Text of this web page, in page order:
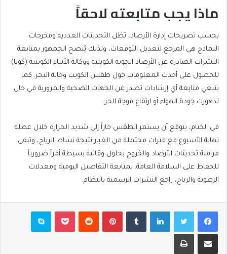
ماذا يجب متابعته لاحقاً
بحسب تصريحات إدارة الأرصاد، تظل التحديثات العددية ومخرجات
النماذج هي المرجع لتعديل التوقعات، ولذلك يُنصح الجمهور بمتابعة
النشرات الصادرة عن الأرصاد الجوية الكويتية ووكالة الأنباء الكويتية (كونا)
للحصول على أحدث المعلومات حول طقس الكويت وحالة البحر. كما
ينبغي متابعة أي إرشادات تصدر عن الجهات الصحية والمرورية في حال
تدهورت جودة الهواء أو ارتفاع موجة الحر.
في الختام، يتوقع أن يستمر الطقس حاراً إلى شديد الحرارة خلال عطلة
نهاية الأسبوع مع فترات محتملة من الغبار نتيجة نشاط الرياح، وتبقى
مراقبة تحديثات الأرصاد والخروج بحلول وقائية بسيطة أمراً ضرورياً
للحفاظ على السلامة العامة. لمتابعة التفاصيل اليومية ومعدلات
الرطوبة والرياح، راجع النشرات الرسمية بانتظام.
فيسبوكتويتر لينكدإن بينتيريست بوكيت سكايب
مشاركة عبر البريد طباعة